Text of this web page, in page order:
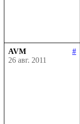
AVM
#
26 авг. 2011